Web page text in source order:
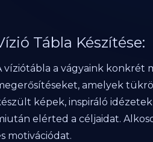
Tábla Készítése:
víziótábla a vágyaink konkrét
amelyek
képek, inspiráló
elérted a céljaidat.
motivációdat.